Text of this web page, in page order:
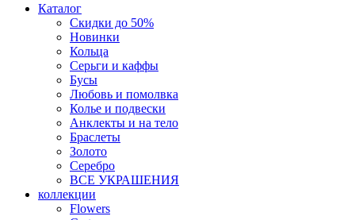
Каталог
Скидки до 50%
Новинки
Кольца
Серьги и каффы
Бусы
Любовь и помолвка
Колье и подвески
Анклекты и на тело
Браслеты
Золото
Серебро
ВСЕ УКРАШЕНИЯ
коллекции
Flowers